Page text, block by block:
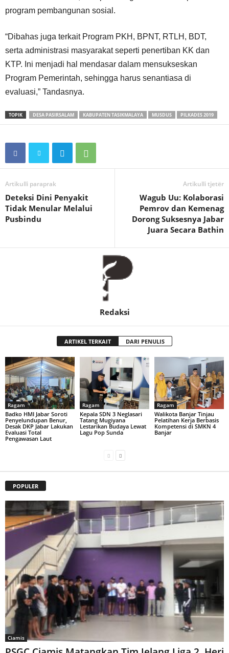
program pembangunan sosial.
“Dibahas juga terkait Program PKH, BPNT, RTLH, BDT,
serta administrasi masyarakat seperti penertiban KK dan
KTP. Ini menjadi hal mendasar dalam mensukseskan
Program Pemerintah, sehingga harus senantiasa di
evaluasi,” Tandasnya.
TOPIK DESA PASIRSALAM KABUPATEN TASIKMALAYA MUSDUS PILKADES 2019
Artikulli paraprak
Deteksi Dini Penyakit
Tidak Menular Melalui
Pusbindu
Artikulli tjetër
Wagub Uu: Kolaborasi
Pemrov dan Kemenag
Dorong Suksesnya Jabar
Juara Secara Bathin
Redaksi
ARTIKEL TERKAIT DARI PENULIS
Ragam
Badko HMI Jabar Soroti
Penyelundupan Benur,
Desak DKP Jabar Lakukan
Evaluasi Total
Pengawasan Laut
Ragam
Kepala SDN 3 Neglasari
Tatang Mugiyana
Lestarikan Budaya Lewat
Lagu Pop Sunda
Ragam
Walikota Banjar Tinjau
Pelatihan Kerja Berbasis
Kompetensi di SMKN 4
Banjar
POPULER
Ciamis